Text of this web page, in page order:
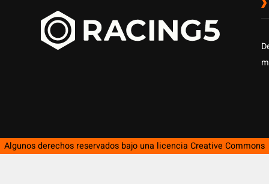
Algunos derechos reservados bajo una licencia Creative Commons